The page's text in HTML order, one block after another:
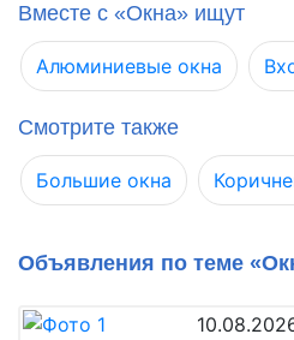
Вместе с «Окна» ищут
Алюминиевые окна
Смотрите также
Большие окна
Объявления по теме